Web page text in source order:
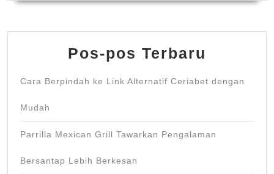
Pos-pos Terbaru
Cara Berpindah ke Link Alternatif Ceriabet dengan
Mudah
Parrilla Mexican Grill Tawarkan Pengalaman
Bersantap Lebih Berkesan